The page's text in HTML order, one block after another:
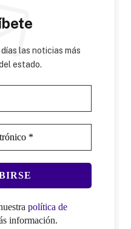
las noticias más
estado.
política de
información.